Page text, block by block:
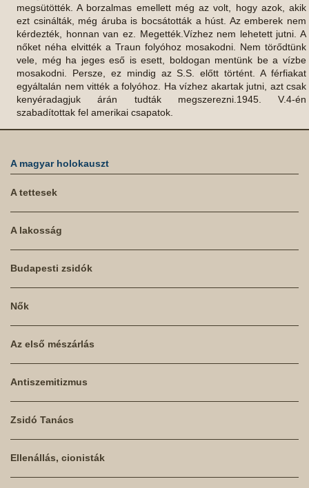
megsütötték. A borzalmas emellett még az volt, hogy azok, akik
ezt csinálták, még áruba is bocsátották a húst. Az emberek nem
kérdezték, honnan van ez. Megették.Vízhez nem lehetett jutni. A
nőket néha elvitték a Traun folyóhoz mosakodni. Nem törődtünk
vele, még ha jeges eső is esett, boldogan mentünk be a vízbe
mosakodni. Persze, ez mindig az S.S. előtt történt. A férfiakat
egyáltalán nem vitték a folyóhoz. Ha vízhez akartak jutni, azt csak
kenyéradagjuk árán tudták megszerezni.1945. V.4-én
szabadítottak fel amerikai csapatok.
A magyar holokauszt
A tettesek
A lakosság
Budapesti zsidók
Nők
Az első mészárlás
Antiszemitizmus
Zsidó Tanács
Ellenállás, cionisták